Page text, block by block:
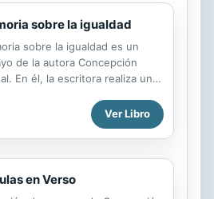
sobre la igualdad
sobre la igualdad es un
de la autora Concepción
En él, la escritora realiza una
e individuales, a la par que
las injusticias en temas
jurídicos y vitales que
las mujeres de su época.
Arenal fue una
Ver Libro
en Verso